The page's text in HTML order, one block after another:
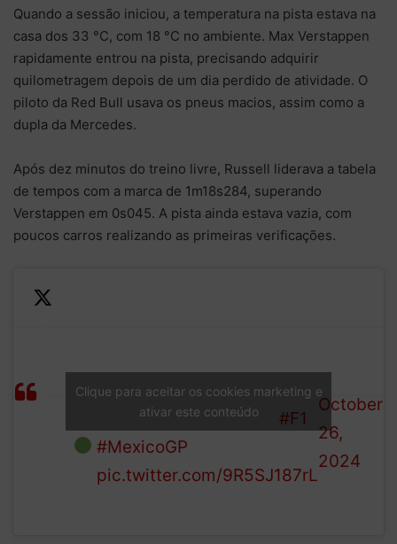
Quando a sessão iniciou, a temperatura na pista estava na
casa dos 33 °C, com 18 °C no ambiente. Max Verstappen
rapidamente entrou na pista, precisando adquirir
quilometragem depois de um dia perdido de atividade. O
piloto da Red Bull usava os pneus macios, assim como a
dupla da Mercedes.
Após dez minutos do treino livre, Russell liderava a tabela
de tempos com a marca de 1m18s284, superando
Verstappen em 0s045. A pista ainda estava vazia, com
poucos carros realizando as primeiras verificações.
is
Verstappen – are among
the first to venture out. #F1
#MexicoGP
pic.twitter.com/9R5SJ187rL
1 (@F1)
October
26,
2024
Clique para aceitar os cookies marketing e
ativar este conteúdo